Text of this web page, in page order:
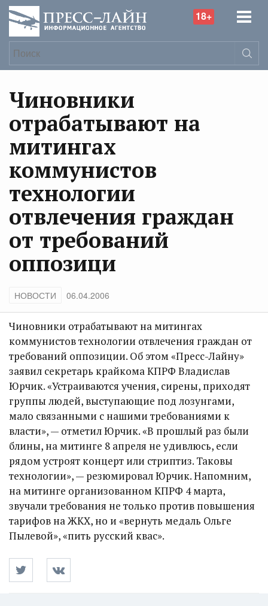
18+
Чиновники
отрабатывают на
митингах
коммунистов
технологии
отвлечения граждан
от требований
оппозици
НОВОСТИ 06.04.2006
Чиновники отрабатывают на митингах
коммунистов технологии отвлечения граждан от
требований оппозиции. Об этом «Пресс-Лайну»
заявил секретарь крайкома КПРФ Владислав
Юрчик. «Устраиваются учения, сирены, приходят
группы людей, выступающие под лозунгами,
мало связанными с нашими требованиями к
власти», — отметил Юрчик. «В прошлый раз были
блины, на митинге 8 апреля не удивлюсь, если
рядом устроят концерт или стриптиз. Таковы
технологии», — резюмировал Юрчик. Напомним,
на митинге организованном КПРФ 4 марта,
звучали требования не только против повышения
тарифов на ЖКХ, но и «вернуть медаль Ольге
Пылевой», «пить русский квас».